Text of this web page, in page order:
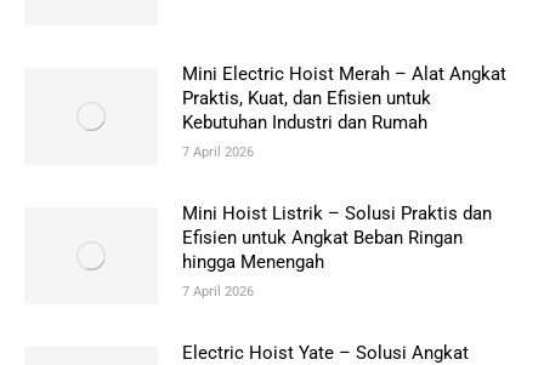
Mini Electric Hoist Merah – Alat Angkat
Praktis, Kuat, dan Efisien untuk
Kebutuhan Industri dan Rumah
7 April 2026
Mini Hoist Listrik – Solusi Praktis dan
Efisien untuk Angkat Beban Ringan
hingga Menengah
7 April 2026
Electric Hoist Yate – Solusi Angkat